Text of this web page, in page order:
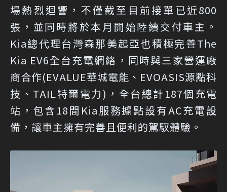
場熱烈迴響，不僅截至目前接單已近800
張，並同時將於本月開始陸續交付車主。
Kia總代理台灣森那美起亞也積極完善The
Kia EV6全台充電網絡，同時與三家營運廠
商合作(EVALUE華城電能、EVOASIS源點科
技、TAIL特爾電力)，全台總計187個充電
站，包含18間Kia服務據點設有AC充電設
備，讓車主擁有完善且便利的駕馭體驗。